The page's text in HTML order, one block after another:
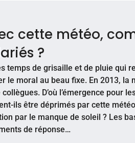
cette météo,
?
temps de grisaille et de pluie qui
le moral au beau fixe. En 2013, la
D’où l’émergence pour
ils être déprimés par cette
par le manque de soleil ? Les
de réponse…